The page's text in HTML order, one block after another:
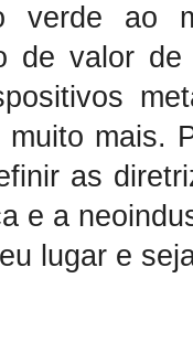
verde ao
de valor
muito mais.
as
e a
lugar e